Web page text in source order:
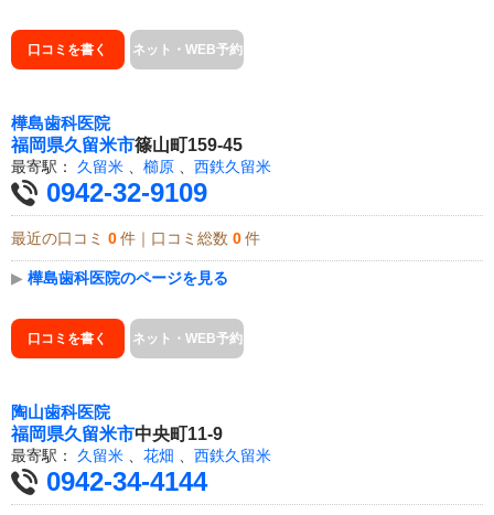
口コミを書く ネット・WEB予約
樺島歯科医院
福岡県久留米市篠山町159-45
最寄駅： 久留米 、 櫛原 、 西鉄久留米
0942-32-9109
最近の口コミ 0 件｜口コミ総数 0 件
▶ 樺島歯科医院のページを見る
口コミを書く ネット・WEB予約
陶山歯科医院
福岡県久留米市中央町11-9
最寄駅： 久留米 花畑 西鉄久留米
0942-34-4144